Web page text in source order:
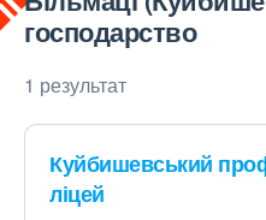
господарство
1 результат
Куйбишевський
ліцей